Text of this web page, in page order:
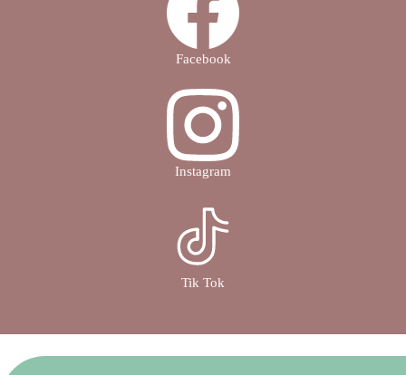
Facebook
Instagram
Tik Tok